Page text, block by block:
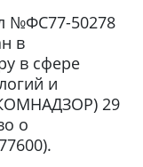
№ФС77-50278
в
в сфере
и
29
о